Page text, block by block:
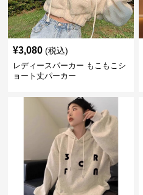
¥3,080 (税込)
レディースパーカー もこもこシ
ョート丈パーカー